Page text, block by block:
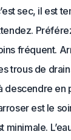
sec, il est
fréquent.
trous de
descendre en
est le
minimale.